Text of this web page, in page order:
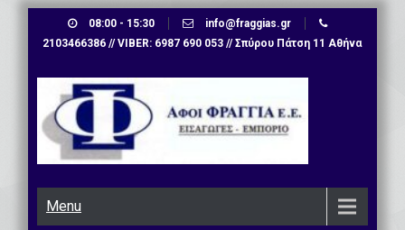
08:00 - 15:30
info@fraggias.gr
2103466386 // VIBER: 6987 690 053 // Σπύρου Πάτση 11 Αθήνα
Menu